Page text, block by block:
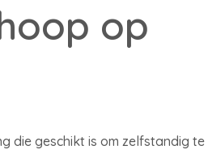
op
die geschikt is om zelfstandig te